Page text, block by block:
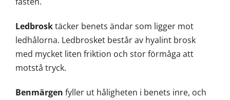
Ledbrosktäcker benets ändar som ligger mot
ledhålorna. Ledbrosket består av hyalint brosk
med mycket liten friktion och stor förmåga att
motstå tryck.
Benmärgen fyller ut håligheten i benets inre, och